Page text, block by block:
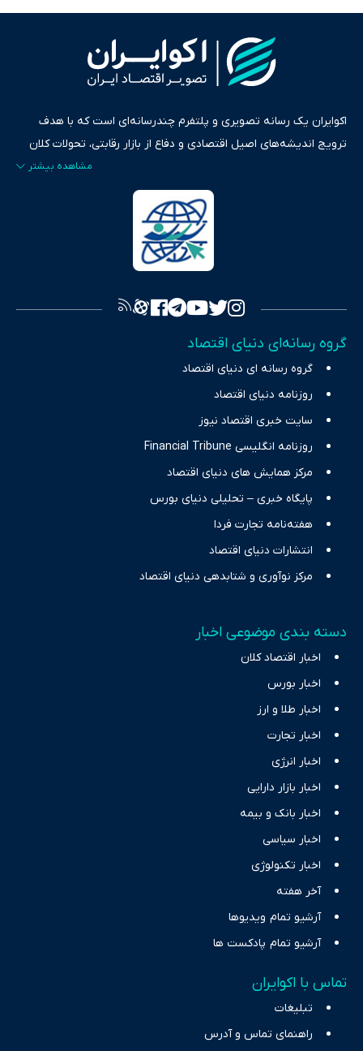
اکوایران یک رسانه تصویری و پلتفرم چندرسانه‌ای است که با هدف
ترویج اندیشه‌های اصیل اقتصادی و دفاع از بازار رقابتی، تحولات کلان
ایران و جهان را در قالب‌های ویدیو، پادکست، متن و گزارش‌های تحلیلی
پایش می‌کند. این رسانه به عنوان منبعی دقیق و قابل اعتماد، فراتر از
اطلاع‌رسانی صرف، به تبیین سیاست‌ها و کارکردهای بازارهای مالی،
سرمایه‌گذاری، تجارت و حوزه‌های نوظهور می‌پردازد. اکوایران با پایبندی
به اصول «انصاف، امانت و صداقت»، بستری برای انعکاس آراء متنوع
تصویری شفاف از واقعیت‌های اقتصادی ارائه دهد. ما در اکوایران با
چالش‌های فقر و بیکاری را جست‌وجو کرده و در کنار تحلیل آمارها،
نیازهای خبری مخاطبان در حوزه‌های اثرگذار بر اقتصاد را با رویکردی
حرفه‌ای و روزآمد پوشش می‌دهیم.
گروه رسانه‌ای دنیای اقتصاد
گروه رسانه ای دنیای اقتصاد
روزنامه دنیای اقتصاد
سایت خبری اقتصاد نیوز
روزنامه انگلیسی Financial Tribune
مرکز همایش های دنیای اقتصاد
پایگاه خبری – تحلیلی دنیای بورس
هفته‌نامه تجارت فردا
انتشارات دنیای اقتصاد
مرکز نوآوری و شتابدهی دنیای اقتصاد
دسته بندی موضوعی اخبار
اخبار اقتصاد کلان
اخبار بورس
اخبار طلا و ارز
اخبار تجارت
اخبار انرژی
اخبار بازار دارایی
اخبار بانک و بیمه
اخبار سیاسی
اخبار تکنولوژی
آخر هفته
آرشیو تمام ویدیوها
آرشیو تمام پادکست ها
تماس با اکوایران
تبلیغات
راهنمای تماس و آدرس